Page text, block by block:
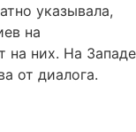
указывала,
на
на них. На Западе
от диалога.